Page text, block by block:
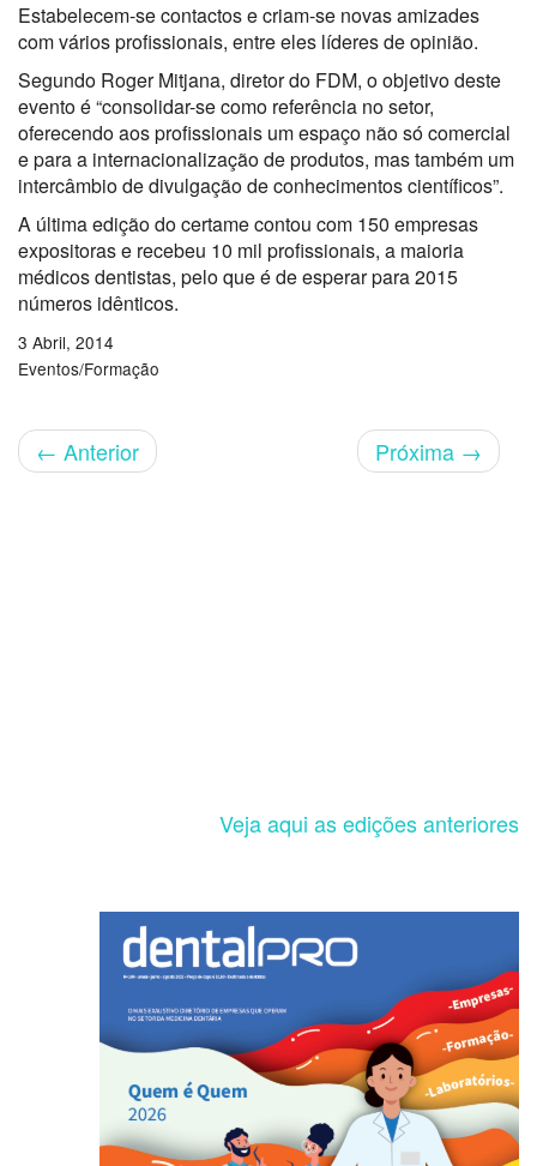
Estabelecem-se contactos e criam-se novas amizades
com vários profissionais, entre eles líderes de opinião.
Segundo Roger Mitjana, diretor do FDM, o objetivo deste
evento é “consolidar-se como referência no setor,
oferecendo aos profissionais um espaço não só comercial
e para a internacionalização de produtos, mas também um
intercâmbio de divulgação de conhecimentos científicos”.
A última edição do certame contou com 150 empresas
expositoras e recebeu 10 mil profissionais, a maioria
médicos dentistas, pelo que é de esperar para 2015
números idênticos.
3 Abril, 2014
Eventos/Formação
← Anterior Próxima →
Veja aqui as edições anteriores